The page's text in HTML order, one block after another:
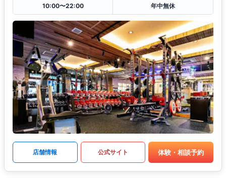
10:00〜22:00
年中無休
店舗情報 公式サイト 体験・相談予約